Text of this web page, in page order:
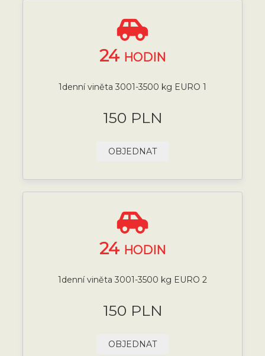
24 HODIN
1denní viněta 3001-3500 kg EURO 1
150 PLN
OBJEDNAT
24 HODIN
1denní viněta 3001-3500 kg EURO 2
150 PLN
OBJEDNAT